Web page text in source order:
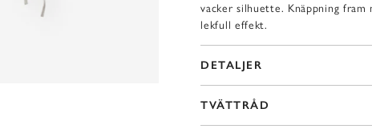
vacker silhuette. Knäppning
lekfull effekt.
DETALJER
TVÄTTRÅD